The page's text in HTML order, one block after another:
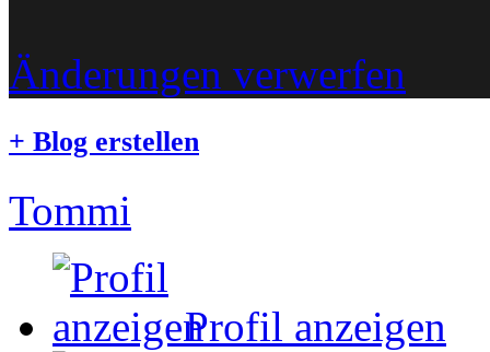
Änderungen verwerfen
+ Blog erstellen
Tommi
Profil anzeigen